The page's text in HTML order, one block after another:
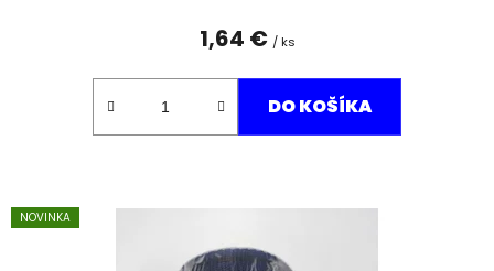
1,64 € / ks
DO KOŠÍKA
NOVINKA